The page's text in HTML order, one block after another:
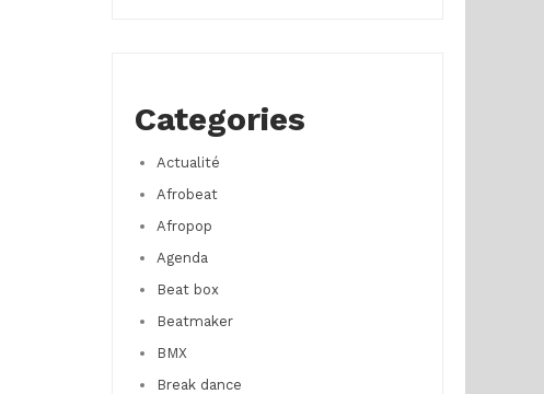
Categories
Actualité
Afrobeat
Afropop
Agenda
Beat box
Beatmaker
BMX
Break dance